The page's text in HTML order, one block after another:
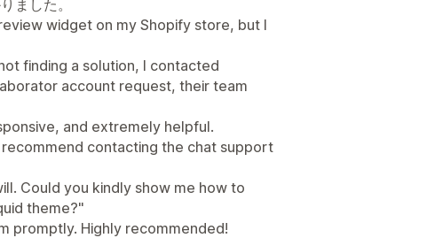
ました。
widget on my Shopify store, but I
finding a solution, I contacted
account request, their team
and extremely helpful.
contacting the chat support
Could you kindly show me how to
theme?"
promptly. Highly recommended!